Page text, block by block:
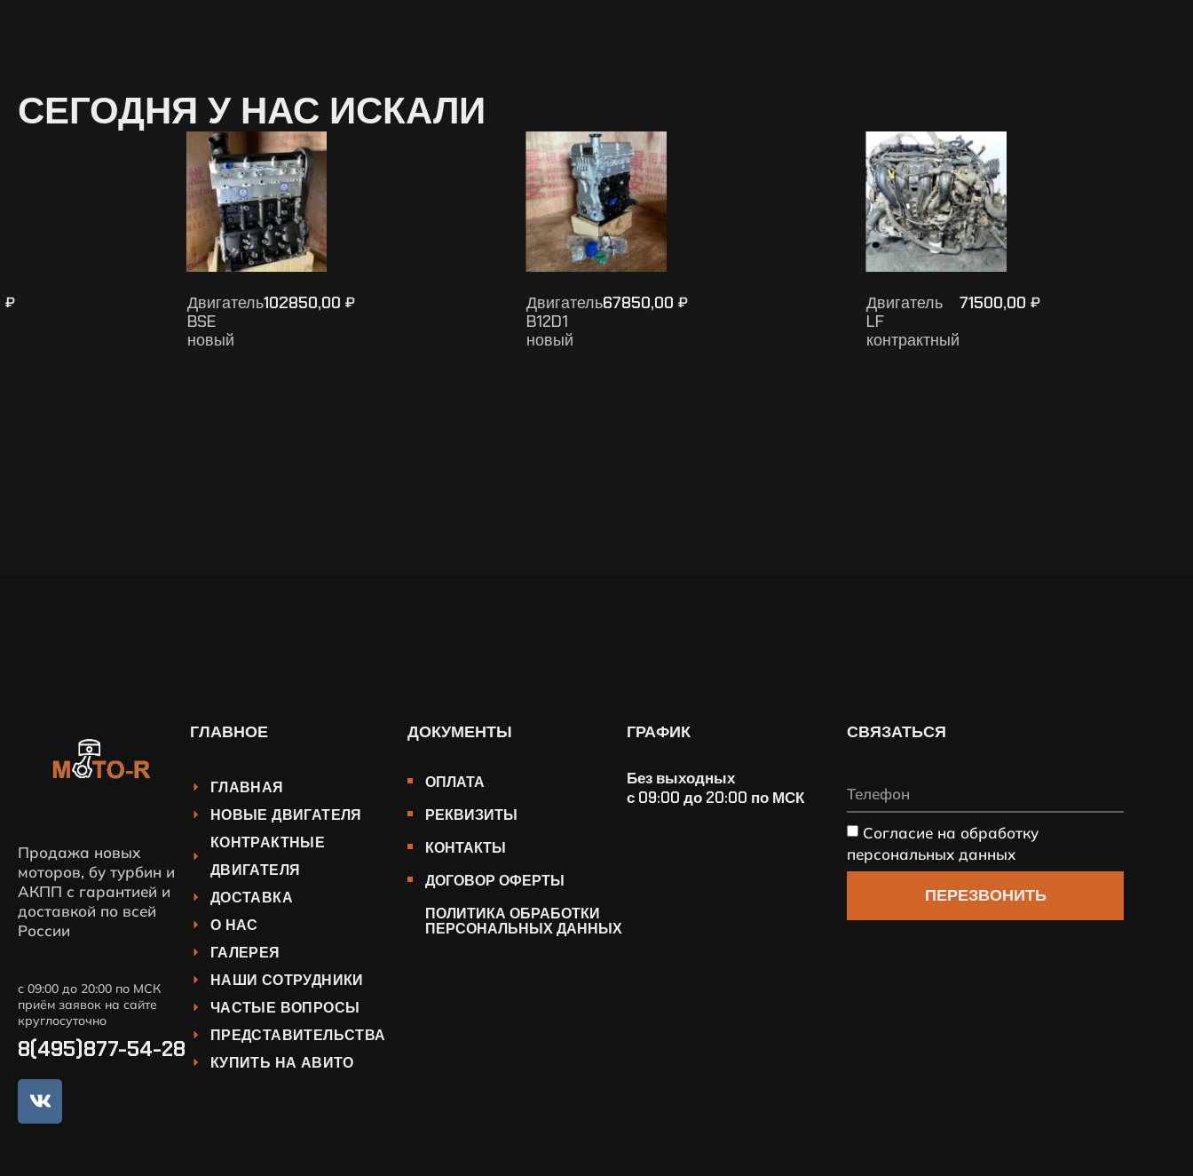
СЕГОДНЯ У НАС ИСКАЛИ
₽
Двигатель
BSE
новый
102850,00 ₽
Двигатель
B12D1
новый
67850,00₽
Двигатель
LF
контрактный
71500,00 ₽
Продажа новых
моторов, бу турбин и
АКПП с гарантией и
доставкой по всей
России
с 09:00 до 20:00 по МСК
приём заявок на сайте
круглосуточно
8(495)877-54-28
ГЛАВНОЕ
ГЛАВНАЯ
НОВЫЕ ДВИГАТЕЛЯ
КОНТРАКТНЫЕ
ДВИГАТЕЛЯ
ДОСТАВКА
О НАС
ГАЛЕРЕЯ
НАШИ СОТРУДНИКИ
ЧАСТЫЕ ВОПРОСЫ
ПРЕДСТАВИТЕЛЬСТВА
КУПИТЬ НА АВИТО
ДОКУМЕНТЫ
ОПЛАТА
РЕКВИЗИТЫ
КОНТАКТЫ
ДОГОВОР ОФЕРТЫ
ПОЛИТИКА ОБРАБОТКИ
ПЕРСОНАЛЬНЫХ ДАННЫХ
ГРАФИК
Без выходных
с 09:00 до 20:00 по МСК
СВЯЗАТЬСЯ
Согласие на обработку
персональных данных
ПЕРЕЗВОНИТЬ